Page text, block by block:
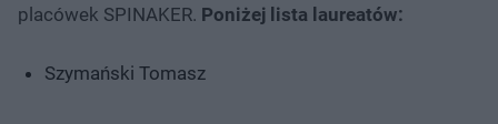
placówek SPINAKER. Poniżej lista laureatów:
Szymański Tomasz